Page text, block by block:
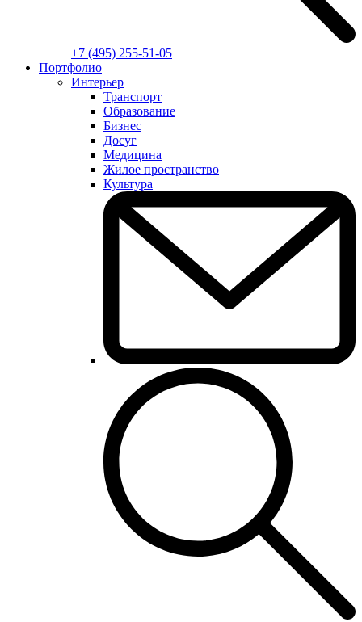
+7 (495) 255-51-05
Портфолио
Интерьер
Транспорт
Образование
Бизнес
Досуг
Медицина
Жилое пространство
Культура